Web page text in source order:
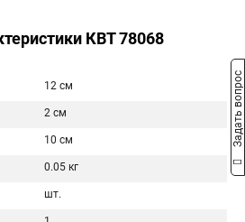
КВТ 78068
12 см
2 см
10 см
0.05 кг
шт.
Задать вопрос